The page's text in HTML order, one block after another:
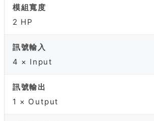
模組寬度
2 HP
訊號輸入
4 × Input
訊號輸出
1 × Output